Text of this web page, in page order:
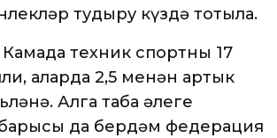
тудыру күздә тотыла.
техник спортның 17
аларда 2,5 меңнән артык
Алга таба әлеге
да бердәм федерация